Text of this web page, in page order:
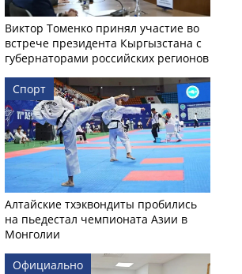
Виктор Томенко принял участие во
встрече президента Кыргызстана с
губернаторами российских регионов
Спорт
Алтайские тхэквондиты пробились
на пьедестал чемпионата Азии в
Монголии
Официально